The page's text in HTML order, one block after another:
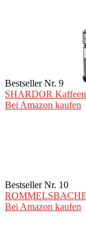
Bestseller Nr. 9
SHARDOR
Bei Amazon kaufen
Bestseller Nr. 10
Bei Amazon kaufen